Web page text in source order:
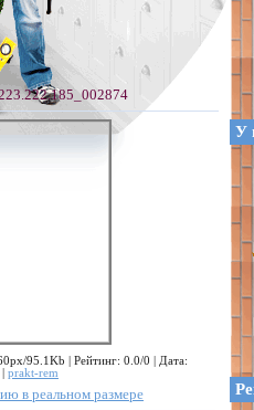
95.1Kb | Рейтинг: 0.0/0 | Дата:
prakt-rem
в реальном размере
У